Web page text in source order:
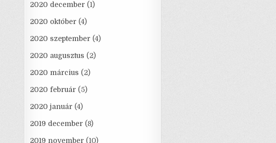
2020 december (1)
2020 október (4)
2020 szeptember (4)
2020 augusztus (2)
2020 március (2)
2020 február (5)
2020 január (4)
2019 december (8)
2019 november (10)